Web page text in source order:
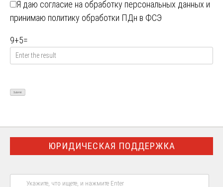
Я даю согласие на обработку персональных данных и
принимаю политику обработки ПДн в ФСЭ
9+5=
ЮРИДИЧЕСКАЯ ПОДДЕРЖКА